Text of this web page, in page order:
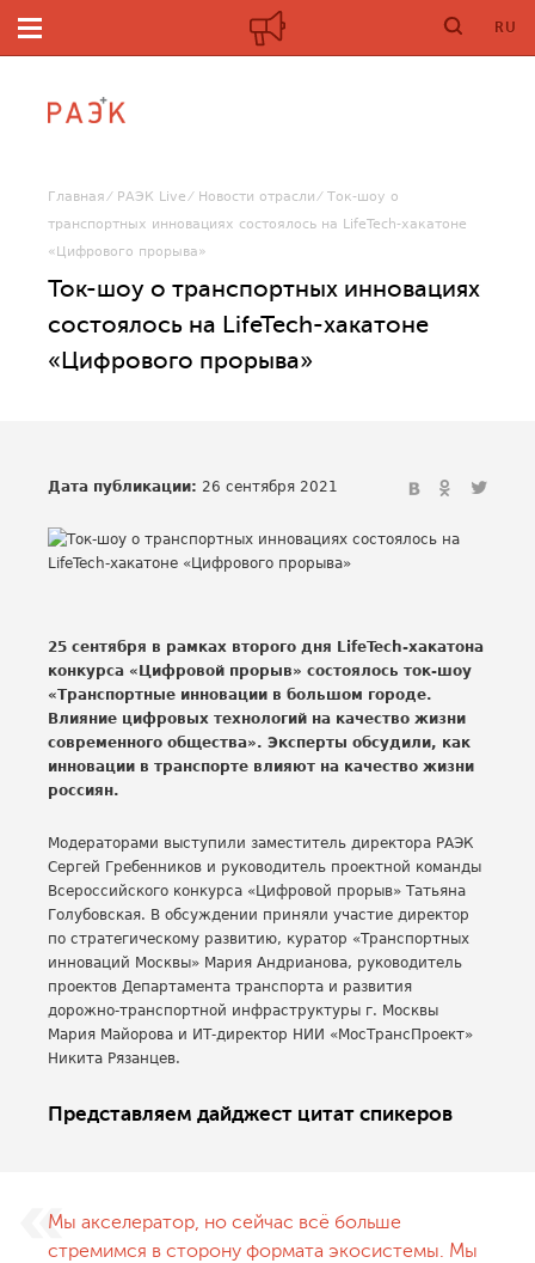
RU
Главная РАЭК Live Новости отрасли
Ток-шоу о
транспортных инновациях состоялось на LifeTech-хакатоне
«Цифрового прорыва»
Ток-шоу о транспортных инновациях
состоялось на LifeTech-хакатоне
«Цифрового прорыва»
Дата публикации: 26 сентября 2021
25 сентября в рамках второго дня LifeTech-хакатона
конкурса «Цифровой прорыв» состоялось ток-шоу
«Транспортные инновации в большом городе.
Влияние цифровых технологий на качество жизни
современного общества». Эксперты обсудили, как
инновации в транспорте влияют на качество жизни
россиян.
Модераторами выступили заместитель директора РАЭК
Сергей Гребенников и руководитель проектной команды
Всероссийского конкурса «Цифровой прорыв» Татьяна
Голубовская. В обсуждении приняли участие директор
по стратегическому развитию, куратор «Транспортных
инноваций Москвы» Мария Андрианова, руководитель
проектов Департамента транспорта и развития
дорожно-транспортной инфраструктуры г. Москвы
Мария Майорова и ИТ-директор НИИ «МосТрансПроект»
Никита Рязанцев.
Представляем дайджест цитат спикеров
Мы акселератор, но сейчас всё больше
стремимся в сторону формата экосистемы. Мы